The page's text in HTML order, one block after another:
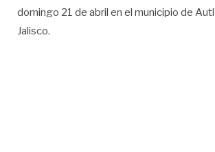
domingo 21 de abril en el municipio de
Jalisco.